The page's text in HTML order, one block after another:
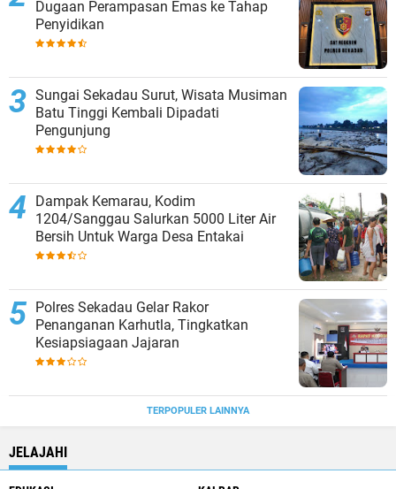
Dugaan Perampasan Emas ke Tahap
Penyidikan
Sungai Sekadau Surut, Wisata Musiman
Batu Tinggi Kembali Dipadati
Pengunjung
Dampak Kemarau, Kodim
1204/Sanggau Salurkan 5000 Liter Air
Bersih Untuk Warga Desa Entakai
Polres Sekadau Gelar Rakor
Penanganan Karhutla, Tingkatkan
Kesiapsiagaan Jajaran
TERPOPULER LAINNYA
JELAJAHI